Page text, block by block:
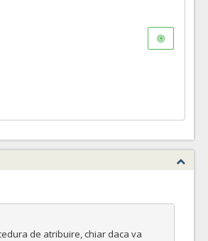
de atribuire, chiar daca va